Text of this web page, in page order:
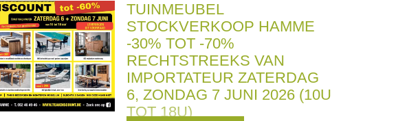
TUINMEUBEL
STOCKVERKOOP HAMME
-30% TOT -70%
RECHTSTREEKS VAN
IMPORTATEUR ZATERDAG
6, ZONDAG 7 JUNI 2026 (10U
TOT 18U)